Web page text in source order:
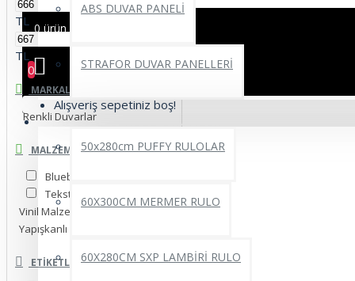
0 ürün - 0,00TL
0
Alışveriş sepetiniz boş!
ABS DUVAR PANELİ
STRAFOR DUVAR PANELLERİ
YAPIŞKANLI RULO ÜRÜNLER
50x280cm PUFFY RULOLAR
60X300CM MERMER RULO
60X280CM SXP LAMBİRİ RULO
TL
TL
MARKALAR
Renkli Duvarlar
MALZEME SEÇINIZ.
Blueback İnce Kağıt
Tekstil Tek Parça
Vinil Malzeme
Yapışkanlı Folyo
ETIKETLER